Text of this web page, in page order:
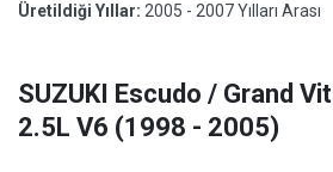
Üretildiği Yıllar: 2005 - 2007 Yılları Arası
SUZUKI Escudo / Grand
2.5L V6 (1998 - 2005)